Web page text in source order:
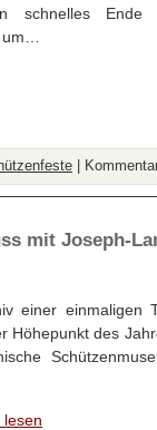
schnelles Ende
mit Joseph-
einer einmaligen
Höhepunkt des
lesen